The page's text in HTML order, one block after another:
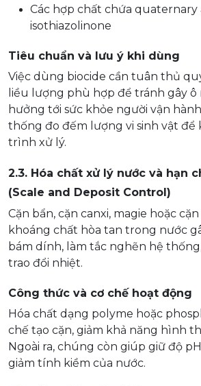
Các hợp chất chứa
isothiazolinone
Tiêu chuẩn và lưu ý khi dùng
Việc dùng biocide cần tuân thủ
liều lượng phù hợp để tránh gây ô
hưởng tới sức khỏe người vận
thống đo đếm lượng vi sinh vật để
trình xử lý.
2.3. Hóa chất xử lý nước và hạn
(Scale and Deposit Control)
Cặn bẩn, cặn canxi, magie hoặc
khoáng chất hòa tan trong nước
bám dính, làm tắc nghẽn hệ
trao đổi nhiệt.
Công thức và cơ chế hoạt động
Hóa chất dạng polyme hoặc
chế tạo cặn, giảm khả năng hình
Ngoài ra, chúng còn giúp giữ độ
giảm tính kiềm của nước.